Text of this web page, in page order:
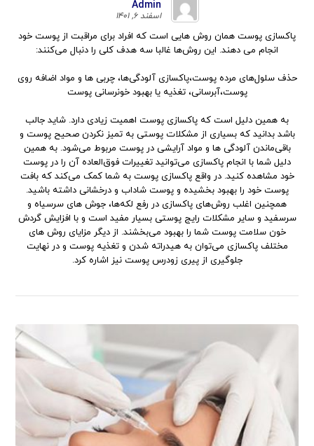
Admin
اسفند ۶, ۱۴۰۱
پاکسازی پوست همان روش هایی است که افراد برای مراقبت از پوست خود
انجام ‌می دهند. این روش‌ها غالبا سه هدف کلی را دنبال ‌می‌کنند:
حذف سلول‌های مرده پوست،پاکسازی آلودگی‌ها، چربی ها و مواد اضافه روی
پوست،آبرسانی، تغذیه یا بهبود خونرسانی پوست
به همین دلیل است که پاکسازی پوست اهمیت زیادی دارد. شاید جالب
باشد بدانید که بسیاری از مشکلات پوستی به تمیز نکردن صحیح پوست و
باقی‌ماندن آلودگی ها و مواد آرایشی در پوست مربوط ‌می‌شود. به همین
دلیل شما با انجام پاکسازی ‌می‌توانید تغییرات ‌فوق‌العاده آن را در پوست
خود مشاهده کنید. در واقع پاکسازی پوست به شما کمک ‌می‌کند که بافت
پوست خود را بهبود بخشیده و پوست شاداب و درخشانی داشته باشید.
همچنین اغلب روش‌های پاکسازی در رفع لکه‌ها، جوش های سرسیاه و
سرسفید و سایر مشکلات رایج پوستی بسیار مفید است و با افزایش گردش
خون سلامت پوست شما را بهبود ‌می‌بخشند. از دیگر مزایای روش های
مختلف پاکسازی ‌می‌توان به هیدراته‌ شدن و تغذیه پوست و در نهایت
جلوگیری از پیری زودرس پوست نیز اشاره کرد.